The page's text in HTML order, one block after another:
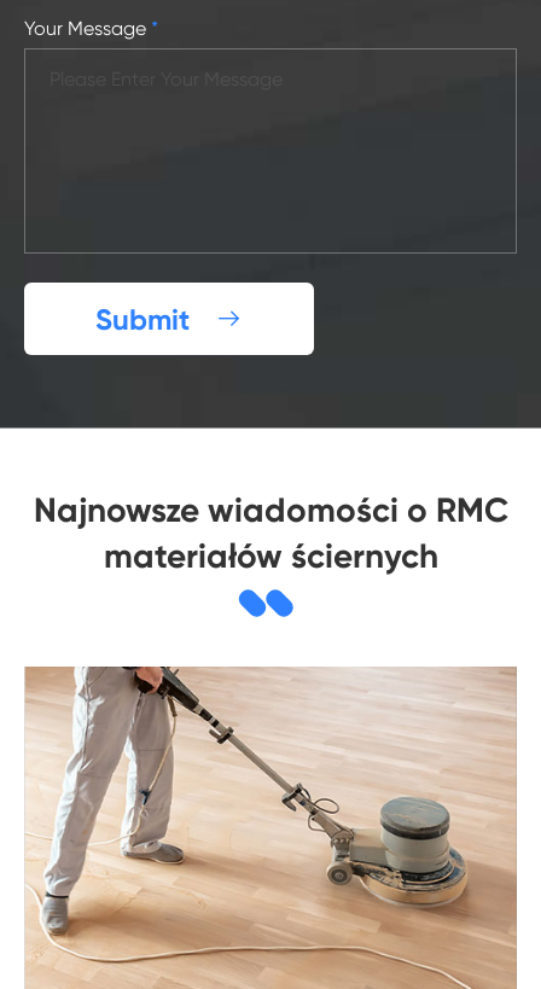
Your Message *
Submit 
Najnowsze wiadomości o RMC
materiałów ściernych